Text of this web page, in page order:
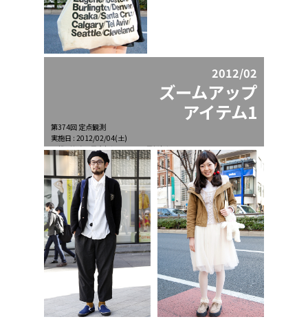
2012/02
ズームアップ
アイテム1
第374回 定点観測
実施日 : 2012/02/04(土)
天候 : 快晴、最高気温10.8℃、最低気温-1.0℃